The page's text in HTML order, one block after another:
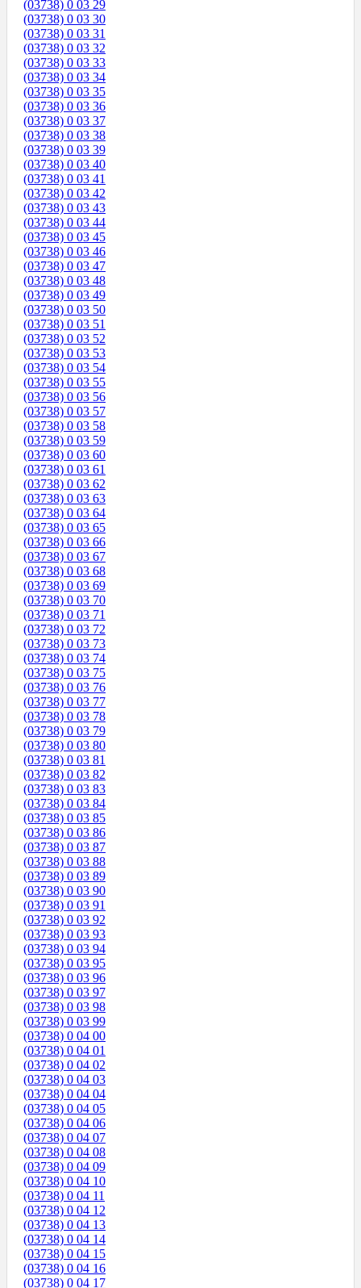
(03738) 0 03 29
(03738) 0 03 30
(03738) 0 03 31
(03738) 0 03 32
(03738) 0 03 33
(03738) 0 03 34
(03738) 0 03 35
(03738) 0 03 36
(03738) 0 03 37
(03738) 0 03 38
(03738) 0 03 39
(03738) 0 03 40
(03738) 0 03 41
(03738) 0 03 42
(03738) 0 03 43
(03738) 0 03 44
(03738) 0 03 45
(03738) 0 03 46
(03738) 0 03 47
(03738) 0 03 48
(03738) 0 03 49
(03738) 0 03 50
(03738) 0 03 51
(03738) 0 03 52
(03738) 0 03 53
(03738) 0 03 54
(03738) 0 03 55
(03738) 0 03 56
(03738) 0 03 57
(03738) 0 03 58
(03738) 0 03 59
(03738) 0 03 60
(03738) 0 03 61
(03738) 0 03 62
(03738) 0 03 63
(03738) 0 03 64
(03738) 0 03 65
(03738) 0 03 66
(03738) 0 03 67
(03738) 0 03 68
(03738) 0 03 69
(03738) 0 03 70
(03738) 0 03 71
(03738) 0 03 72
(03738) 0 03 73
(03738) 0 03 74
(03738) 0 03 75
(03738) 0 03 76
(03738) 0 03 77
(03738) 0 03 78
(03738) 0 03 79
(03738) 0 03 80
(03738) 0 03 81
(03738) 0 03 82
(03738) 0 03 83
(03738) 0 03 84
(03738) 0 03 85
(03738) 0 03 86
(03738) 0 03 87
(03738) 0 03 88
(03738) 0 03 89
(03738) 0 03 90
(03738) 0 03 91
(03738) 0 03 92
(03738) 0 03 93
(03738) 0 03 94
(03738) 0 03 95
(03738) 0 03 96
(03738) 0 03 97
(03738) 0 03 98
(03738) 0 03 99
(03738) 0 04 00
(03738) 0 04 01
(03738) 0 04 02
(03738) 0 04 03
(03738) 0 04 04
(03738) 0 04 05
(03738) 0 04 06
(03738) 0 04 07
(03738) 0 04 08
(03738) 0 04 09
(03738) 0 04 10
(03738) 0 04 11
(03738) 0 04 12
(03738) 0 04 13
(03738) 0 04 14
(03738) 0 04 15
(03738) 0 04 16
(03738) 0 04 17